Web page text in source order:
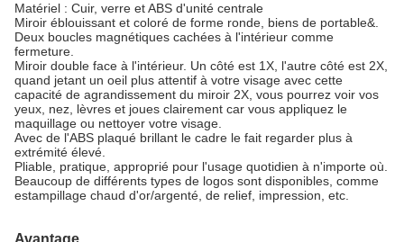
Matériel : Cuir, verre et ABS d'unité centrale
Miroir éblouissant et coloré de forme ronde, biens de portable&.
Deux boucles magnétiques cachées à l'intérieur comme
fermeture.
Miroir double face à l'intérieur. Un côté est 1X, l'autre côté est 2X,
quand jetant un oeil plus attentif à votre visage avec cette
capacité de agrandissement du miroir 2X, vous pourrez voir vos
yeux, nez, lèvres et joues clairement car vous appliquez le
maquillage ou nettoyer votre visage.
Avec de l'ABS plaqué brillant le cadre le fait regarder plus à
extrémité élevé.
Pliable, pratique, approprié pour l'usage quotidien à n'importe où.
Beaucoup de différents types de logos sont disponibles, comme
estampillage chaud d'or/argenté, de relief, impression, etc.
Avantage